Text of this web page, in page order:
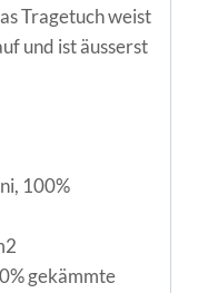
Tragetuch weist
und ist äusserst
100%
gekämmte